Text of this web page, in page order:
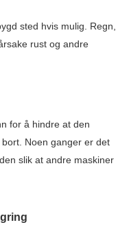
sted hvis mulig. Regn,
rust og andre
for å hindre at den
Noen ganger er det
slik at andre maskiner